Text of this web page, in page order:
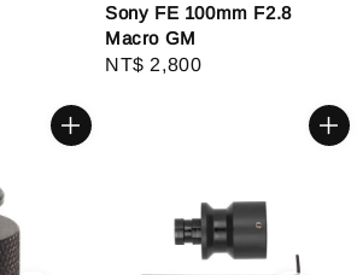
Sony FE 100mm F2.8
Macro GM
Regular
NT$ 2,800